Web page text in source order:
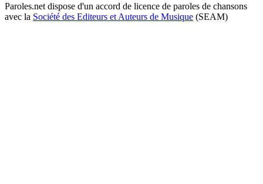
Paroles.net dispose d'un accord de licence de paroles de chansons
avec la Société des Editeurs et Auteurs de Musique (SEAM)